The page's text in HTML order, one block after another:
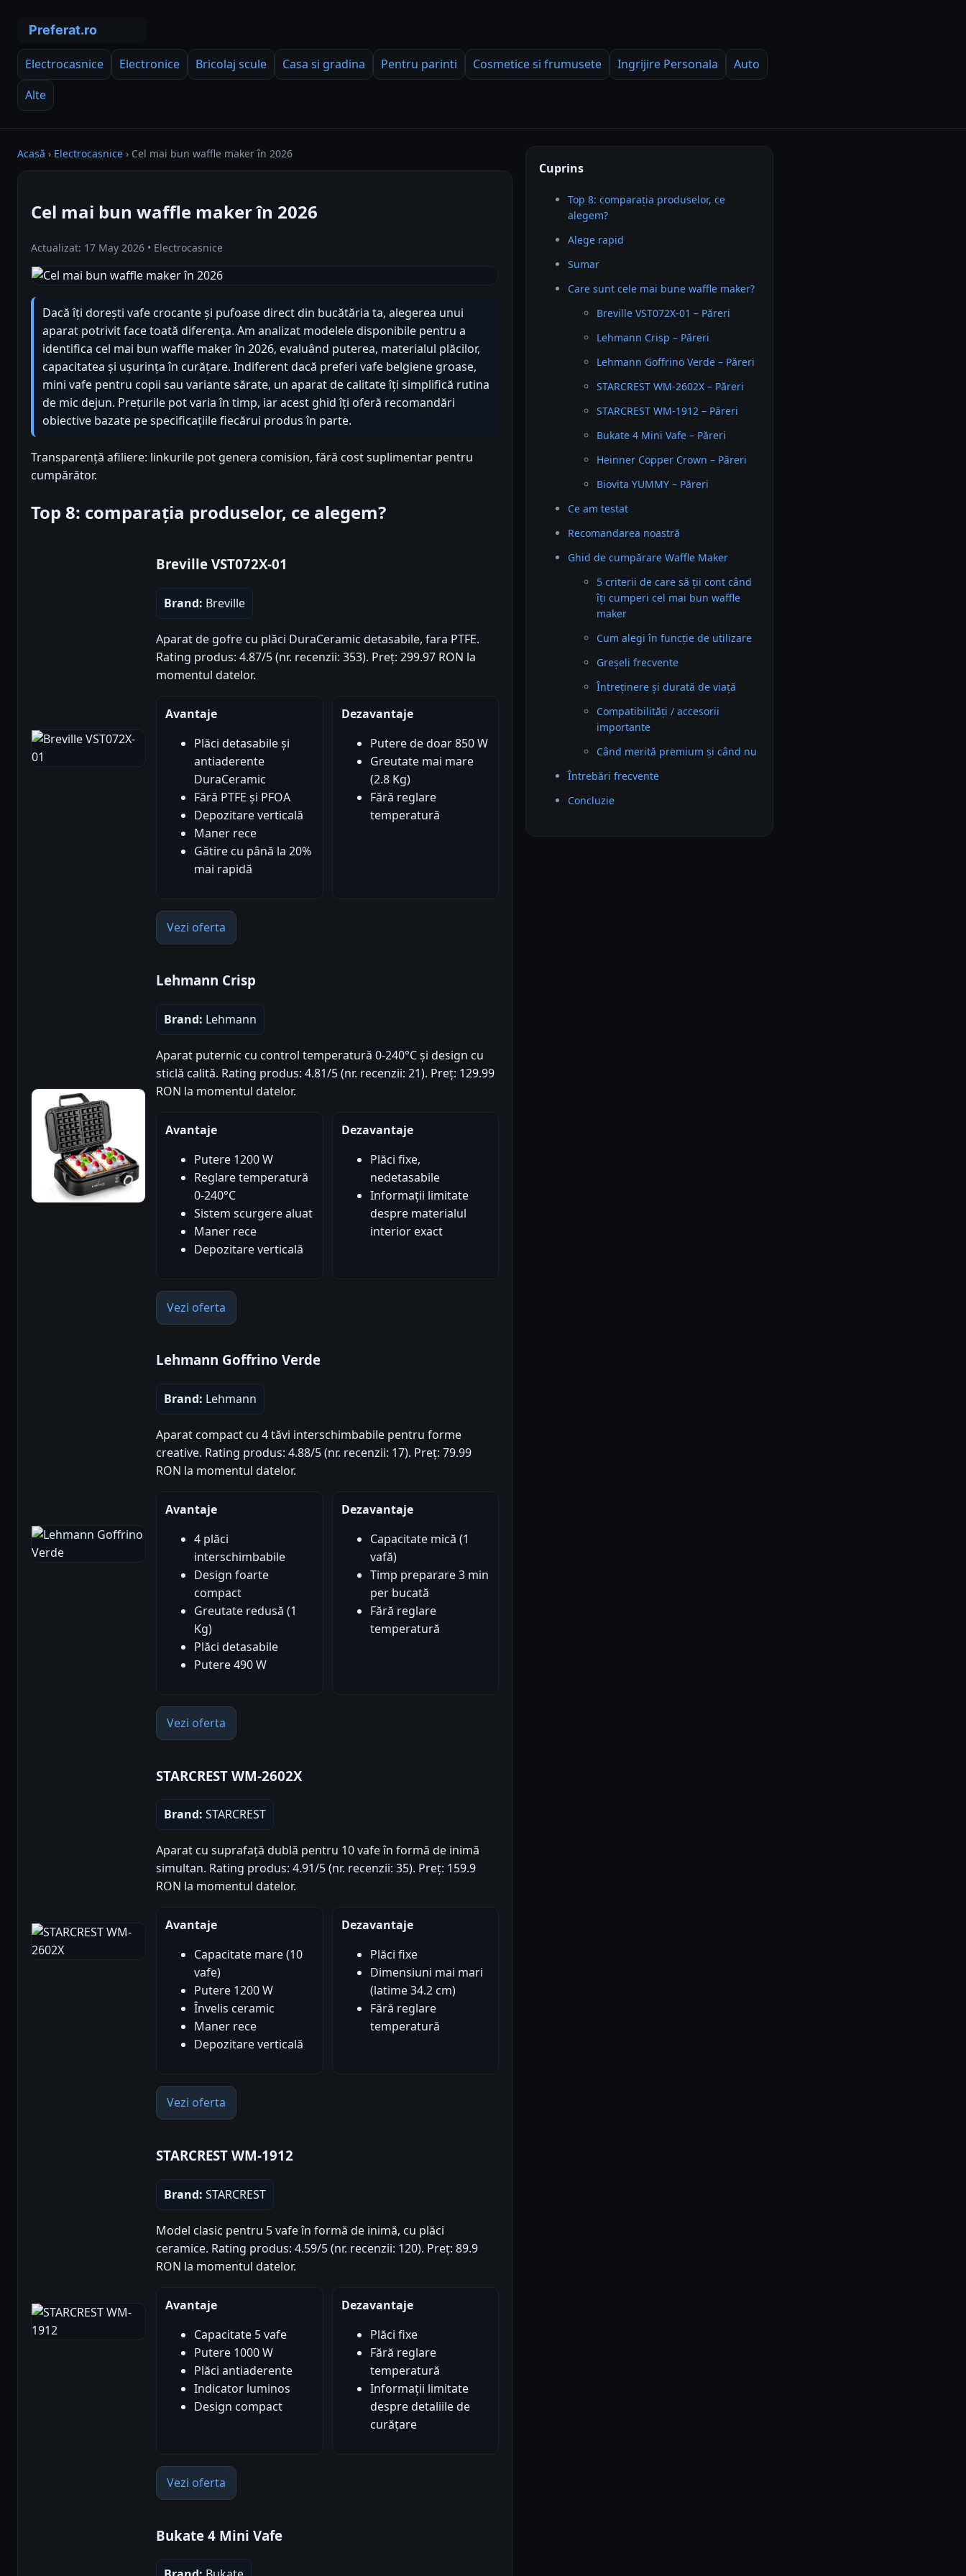
Electrocasnice Electronice Bricolaj scule Casa si gradina Pentru parinti Cosmetice si frumusete Ingrijire Personala
Auto
Alte
Acasă › Electrocasnice › Cel mai bun waffle maker în 2026
Cel mai bun waffle maker în 2026
Actualizat: 17 May 2026 • Electrocasnice
Dacă îți dorești vafe crocante și pufoase direct din bucătăria ta, alegerea unui
aparat potrivit face toată diferența. Am analizat modelele disponibile pentru a
identifica cel mai bun waffle maker în 2026, evaluând puterea, materialul plăcilor,
capacitatea și ușurința în curățare. Indiferent dacă preferi vafe belgiene groase,
mini vafe pentru copii sau variante sărate, un aparat de calitate îți simplifică rutina
de mic dejun. Prețurile pot varia în timp, iar acest ghid îți oferă recomandări
obiective bazate pe specificațiile fiecărui produs în parte.
Transparență afiliere: linkurile pot genera comision, fără cost suplimentar pentru
cumpărător.
Top 8: comparația produselor, ce alegem?
Breville VST072X-01
Brand: Breville
Aparat de gofre cu plăci DuraCeramic detasabile, fara PTFE.
Rating produs: 4.87/5 (nr. recenzii: 353). Preț: 299.97 RON la
momentul datelor.
Avantaje
Plăci detasabile și
antiaderente
DuraCeramic
Fără PTFE și PFOA
Depozitare verticală
Maner rece
Gătire cu până la 20%
mai rapidă
Dezavantaje
Putere de doar 850 W
Greutate mai mare
(2.8 Kg)
Fără reglare
temperatură
Vezi oferta
Lehmann Crisp
Brand: Lehmann
Aparat puternic cu control temperatură 0-240°C și design cu
sticlă calită. Rating produs: 4.81/5 (nr. recenzii: 21). Preț: 129.99
RON la momentul datelor.
Avantaje
Putere 1200 W
Reglare temperatură
0-240°C
Sistem scurgere aluat
Maner rece
Depozitare verticală
Dezavantaje
Plăci fixe,
nedetasabile
Informații limitate
despre materialul
interior exact
Vezi oferta
Lehmann Goffrino Verde
Brand: Lehmann
Aparat compact cu 4 tăvi interschimbabile pentru forme
creative. Rating produs: 4.88/5 (nr. recenzii: 17). Preț: 79.99
RON la momentul datelor.
Avantaje
4 plăci
interschimbabile
Design foarte
compact
Greutate redusă (1
Kg)
Plăci detasabile
Putere 490 W
Dezavantaje
Capacitate mică (1
vafă)
Timp preparare 3 min
per bucată
Fără reglare
temperatură
Vezi oferta
STARCREST WM-2602X
Brand: STARCREST
Aparat cu suprafață dublă pentru 10 vafe în formă de inimă
simultan. Rating produs: 4.91/5 (nr. recenzii: 35). Preț: 159.9
RON la momentul datelor.
Avantaje
Capacitate mare (10
vafe)
Putere 1200 W
Învelis ceramic
Maner rece
Depozitare verticală
Dezavantaje
Plăci fixe
Dimensiuni mai mari
(latime 34.2 cm)
Fără reglare
temperatură
Vezi oferta
STARCREST WM-1912
Brand: STARCREST
Model clasic pentru 5 vafe în formă de inimă, cu plăci
ceramice. Rating produs: 4.59/5 (nr. recenzii: 120). Preț: 89.9
RON la momentul datelor.
Avantaje
Capacitate 5 vafe
Putere 1000 W
Plăci antiaderente
Indicator luminos
Design compact
Dezavantaje
Plăci fixe
Fără reglare
temperatură
Informații limitate
despre detaliile de
curățare
Vezi oferta
Bukate 4 Mini Vafe
Cuprins
Top 8: comparația produselor, ce
alegem?
Alege rapid
Sumar
Care sunt cele mai bune waffle maker?
Breville VST072X-01 – Păreri
Lehmann Crisp – Păreri
Lehmann Goffrino Verde – Păreri
STARCREST WM-2602X – Păreri
STARCREST WM-1912 – Păreri
Bukate 4 Mini Vafe – Păreri
Heinner Copper Crown – Păreri
Biovita YUMMY – Păreri
Ce am testat
Recomandarea noastră
Ghid de cumpărare Waffle Maker
5 criterii de care să ții cont când
îți cumperi cel mai bun waffle
maker
Cum alegi în funcție de utilizare
Greșeli frecvente
Întreținere și durată de viață
Compatibilități / accesorii
importante
Când merită premium și când nu
Întrebări frecvente
Concluzie